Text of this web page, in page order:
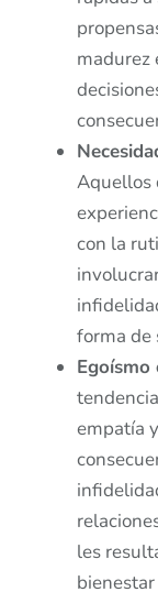
madurez
Aquellos
con la
forma de
Egoísmo
empatía
les